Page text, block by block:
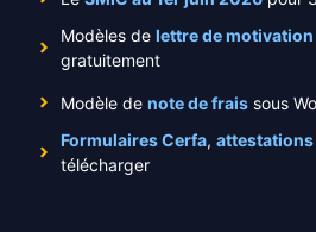
Modèles de lettre de motivation
gratuitement
Modèle de note de frais sous
Formulaires Cerfa, attestations
télécharger